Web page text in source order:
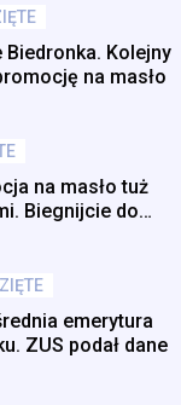
taki wniosek. Co
Biedronka. Kolejny
na masło
na masło tuż
Biegnijcie do
emerytura
ZUS podał dane